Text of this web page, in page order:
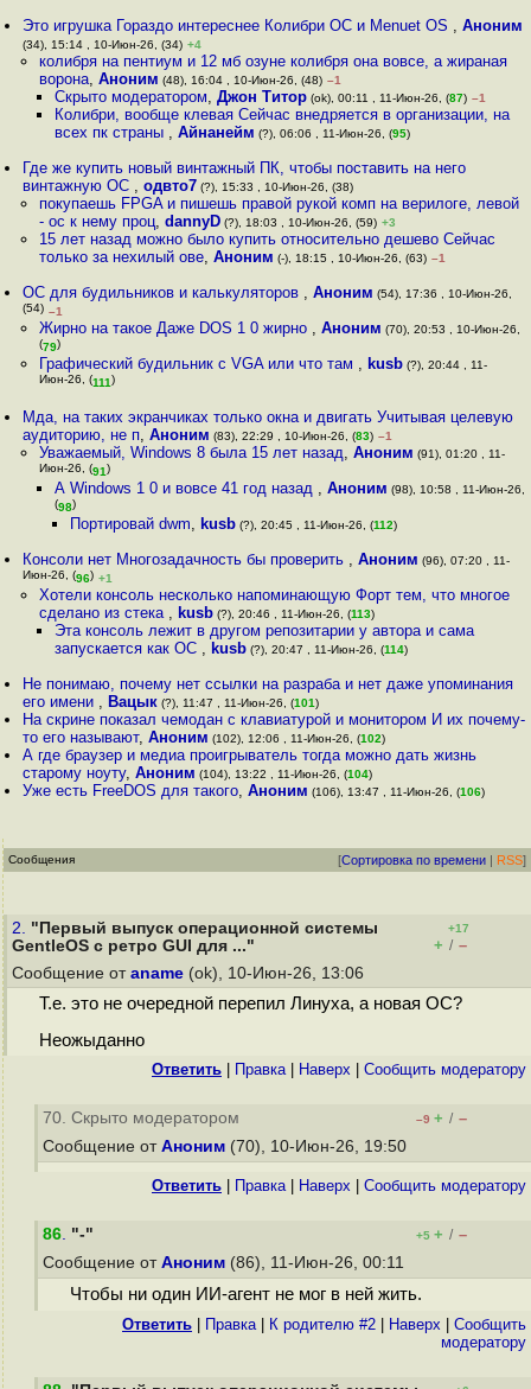
Это игрушка Гораздо интереснее Колибри ОС и Menuet OS ,Аноним
(34), 15:14 , 10-Июн-26, (34) +4
колибря на пентиум и 12 мб озуне колибря она вовсе, а жираная
ворона, Аноним (48), 16:04 , 10-Июн-26, (48) –1
Скрыто модератором, Джон Титор(ok), 00:11 , 11-Июн-26, (87) –1
Колибри, вообще клевая Сейчас внедряется в организации, на
всех пк страны , Айнанейм (?), 06:06 , 11-Июн-26, (95)
Где же купить новый винтажный ПК, чтобы поставить на него
винтажную ОС ,одвто7 (?), 15:33 , 10-Июн-26, (38)
покупаешь FPGA и пишешь правой рукой комп на верилоге, левой
- ос к нему проц, dannyD(?), 18:03 , 10-Июн-26, (59) +3
15 лет назад можно было купить относительно дешево Сейчас
только за нехилый ове, Аноним (-), 18:15 , 10-Июн-26, (63) –1
ОС для будильников и калькуляторов ,Аноним (54), 17:36 , 10-Июн-26,
(54) –1
Жирно на такое Даже DOS 1 0 жирно , Аноним (70), 20:53 , 10-Июн-26,
(79)
Графический будильник с VGA или что там , kusb(?), 20:44 , 11-
Июн-26, (111)
Мда, на таких экранчиках только окна и двигать Учитывая целевую
аудиторию, не п,Аноним (83), 22:29 , 10-Июн-26, (83) –1
Уважаемый, Windows 8 была 15 лет назад, Аноним (91), 01:20 , 11-
Июн-26, (91)
А Windows 1 0 и вовсе 41 год назад , Аноним (98), 10:58 , 11-Июн-26,
(98)
Портировай dwm, kusb (?), 20:45 , 11-Июн-26, (112)
Консоли нет Многозадачность бы проверить ,Аноним (96), 07:20 , 11-
Июн-26, (96) +1
Хотели консоль несколько напоминающую Форт тем, что многое
сделано из стека , kusb(?), 20:46 , 11-Июн-26, (113)
Эта консоль лежит в другом репозитарии у автора и сама
запускается как ОС , kusb(?), 20:47 , 11-Июн-26, (114)
Не понимаю, почему нет ссылки на разраба и нет даже упоминания
его имени , Вацык (?), 11:47 , 11-Июн-26, (101)
На скрине показал чемодан с клавиатурой и монитором И их почему-
то его называют,Аноним (102), 12:06 , 11-Июн-26, (102)
А где браузер и медиа проигрыватель тогда можно дать жизнь
старому ноуту,Аноним (104), 13:22 , 11-Июн-26, (104)
Уже есть FreeDOS для такого,Аноним (106), 13:47 , 11-Июн-26, (106)
Сообщения [Сортировка по времени | RSS]
2. "Первый выпуск операционной системы
GentleOS с ретро GUI для ..."
+17
+ / –
Сообщение от aname (ok), 10-Июн-26, 13:06
Т.е. это не очередной перепил Линуха, а новая ОС?
Неожыданно
Ответить Правка| Наверх Cообщить модератору
70. Скрыто модератором –9 + / –
Сообщение от Аноним (70), 10-Июн-26, 19:50
Ответить Правка| Наверх Cообщить модератору
86. "-" +5 + / –
Сообщение от Аноним (86), 11-Июн-26, 00:11
Чтобы ни один ИИ-агент не мог в ней жить.
Ответить Правка| К родителю #2 Наверх
Cообщить
модератору